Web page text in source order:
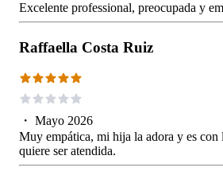
Excelente professional, preocupada y
Raffaella Costa Ruiz
・ Mayo 2026
Muy empática, mi hija la adora y es con
quiere ser atendida.